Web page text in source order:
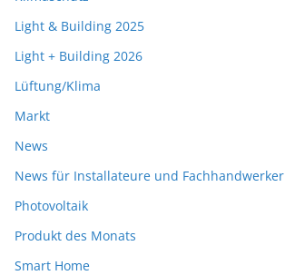
Light & Building 2025
Light + Building 2026
Lüftung/Klima
Markt
News
News für Installateure und Fachhandwerker
Photovoltaik
Produkt des Monats
Smart Home